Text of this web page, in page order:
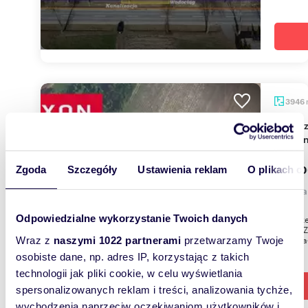
Zgoda Szczegóły Ustawienia reklam O plikach
Odpowiedzialne wykorzystanie Twoich danych
Wraz z naszymi 1022 partnerami przetwarzamy Twoje
osobiste dane, np. adres IP, korzystając z takich
technologii jak pliki cookie, w celu wyświetlania
spersonalizowanych reklam i treści, analizowania tychże,
3946
Na sprzedaż działka inwestycyjna z budynkiem w
399
Na
gminie